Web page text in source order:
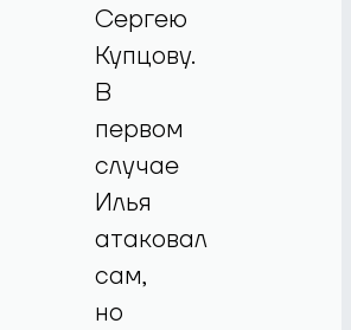
Сергею
Купцову.
В
первом
случае
Илья
атаковал
сам,
но